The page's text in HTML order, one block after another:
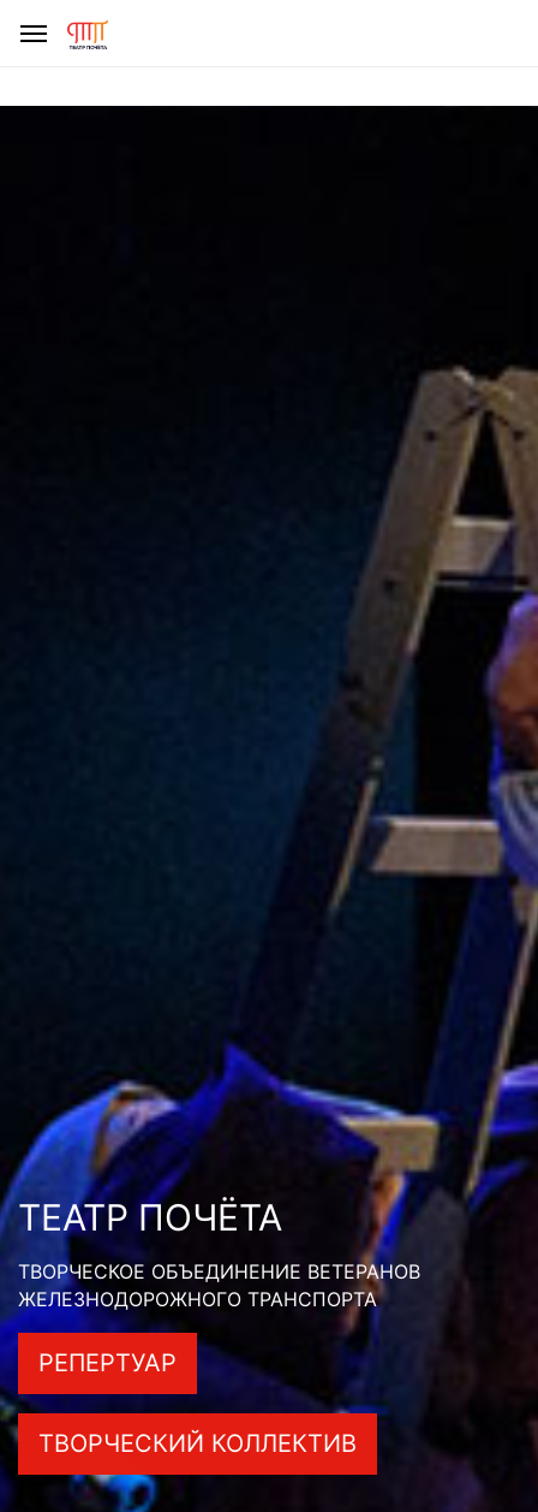
ЖЕРТВОЙ МОШЕННИКОВ
ТЕАТР ПОЧЁТА
ТВОРЧЕСКОЕ ОБЪЕДИНЕНИЕ ВЕТЕРАНОВ
ЖЕЛЕЗНОДОРОЖНОГО ТРАНСПОРТА
РЕПЕРТУАР
ТВОРЧЕСКИЙ КОЛЛЕКТИВ